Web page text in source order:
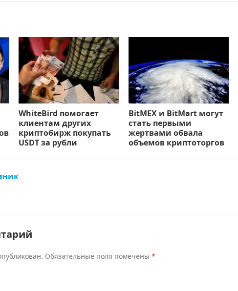
WhiteBird помогает
клиентам других
криптобирж покупать
USDT за рубли
BitMEX и BitMart могут
стать первыми
жертвами обвала
объемов криптоторгов
Обязательные поля помечены *